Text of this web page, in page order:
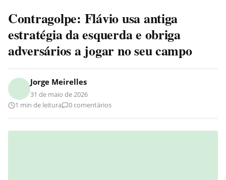
Contragolpe: Flávio usa antiga
estratégia da esquerda e obriga
adversários a jogar no seu campo
Jorge Meirelles
31 de maio de 2026
1 min de leitura
0 comentários